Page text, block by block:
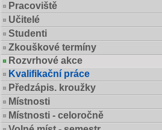
Pracoviště
Učitelé
Studenti
Zkouškové termíny
Rozvrhové akce
Kvalifikační práce
Předzápis. kroužky
Místnosti
Místnosti - celoročně